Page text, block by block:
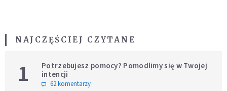
NAJCZĘŚCIEJ CZYTANE
1
Potrzebujesz pomocy? Pomodlimy się w Twojej
intencji
62 komentarzy